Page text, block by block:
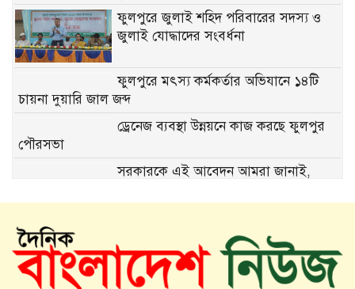
ফুলপুরে জুলাই শহিদ পরিবারের সদস্য ও
জুলাই যোদ্ধাদের সংবর্ধনা
ফুলপুরে মৎস্য কর্মকর্তার অভিযানে ১৪টি
চায়না দুয়ারি জাল জব্দ
ড্রেনেজ ব্যবস্থা উন্নয়নে কাজ করছে ফুলপুর
পৌরসভা
সরকারকে এই আবেদন আমরা জানাই,
আব্দুল মতিন মতি’র ১৬তম মৃত্যুবার্ষিকী
পালিত
মতি ভাইকে মনে পড়ে: একজন মানুষের